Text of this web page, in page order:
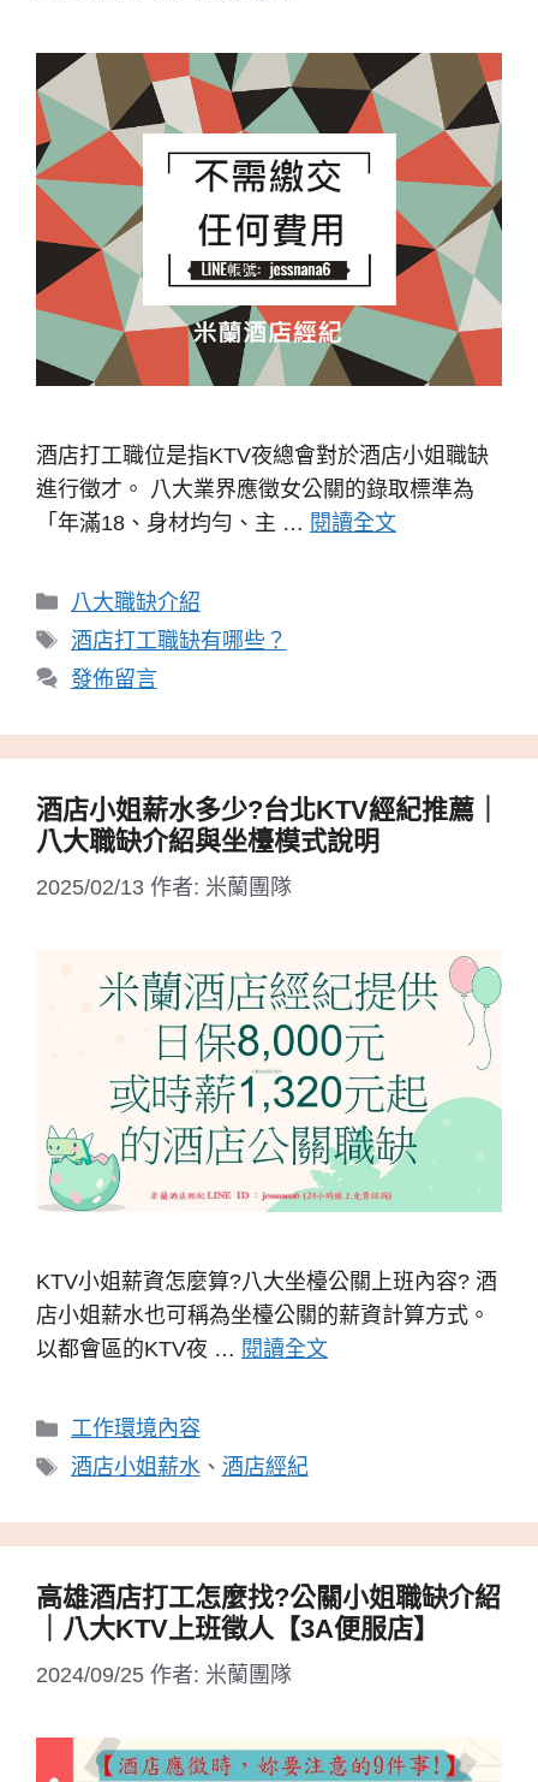
酒店打工職位是指KTV夜總會對於酒店小姐職缺
進行徵才。 八大業界應徵女公關的錄取標準為
「年滿18、身材均勻、主 … 閱讀全文
分
類
八大職缺介紹
標
籤
酒店打工職缺有哪些？
發佈留言
酒店小姐薪水多少?台北KTV經紀推薦｜
八大職缺介紹與坐檯模式說明
2025/02/13 作者: 米蘭團隊
KTV小姐薪資怎麼算?八大坐檯公關上班內容? 酒
店小姐薪水也可稱為坐檯公關的薪資計算方式。
以都會區的KTV夜 … 閱讀全文
分
類
工作環境內容
標
酒店小姐薪水、 酒店經紀
高雄酒店打工怎麼找?公關小姐職缺介紹
｜八大KTV上班徵人【3A便服店】
2024/09/25 作者: 米蘭團隊